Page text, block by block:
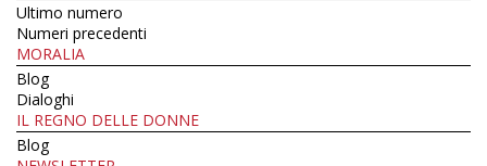
Ultimo numero
Numeri precedenti
MORALIA
Blog
Dialoghi
IL REGNO DELLE DONNE
Blog